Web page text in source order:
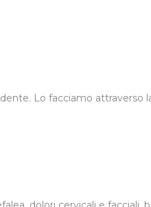
Lo facciamo attraverso